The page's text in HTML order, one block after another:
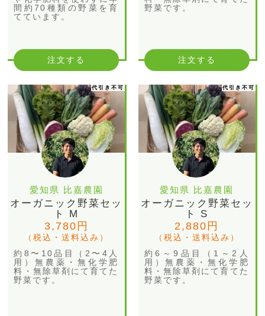
間約70種類の野菜を育
てています。
注文する
野菜です。
注文する
代引き不可
愛知県 比嘉農園
オーガニック野菜セッ
ト M
3,780円
（税込・送料込み）
約8〜10品目（2〜4人
用）無農薬・無化学肥
料・無除草剤にて育てた
野菜です。
代引き不可
愛知県 比嘉農園
オーガニック野菜セッ
ト S
2,880円
（税込・送料込み）
約6～9品目（1～2人
用）無農薬・無化学肥
料・無除草剤にて育てた
野菜です。